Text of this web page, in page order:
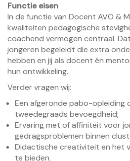
Functie eisen
In de functie van Docent AVO &
kwaliteiten pedagogische
coachend vermogen centraal.
jongeren begeleidt die extra
hebben en jij als docent én
hun ontwikkeling.
Verder vragen wij:
Een afgeronde pabo-opleiding
tweedegraads bevoegdheid;
Ervaring met of affiniteit voor
gedragsproblemen binnen
Didactische creativiteit en het
te bieden.